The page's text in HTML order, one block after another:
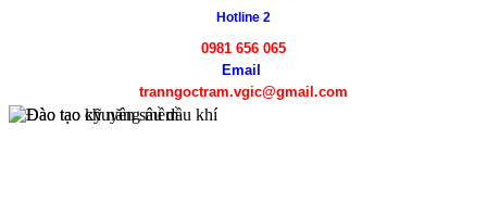
Hotline 2
0981 656 065
Email
tranngoctram.vgic@gmail.com